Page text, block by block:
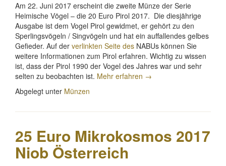
Am 22. Juni 2017 erscheint die zweite Münze der Serie
Heimische Vögel – die 20 Euro Pirol 2017. Die diesjährige
Ausgabe ist dem Vogel Pirol gewidmet, er gehört zu den
Sperlingsvögeln / Singvögeln und hat ein auffallendes gelbes
Gefieder. Auf der verlinkten Seite des NABUs können Sie
weitere Informationen zum Pirol erfahren. Wichtig zu wissen
ist, dass der Pirol 1990 der Vogel des Jahres war und sehr
selten zu beobachten ist. Mehr erfahren „20
→
Abgelegt unter Münzen
25 Euro Mikrokosmos 2017
Niob Österreich